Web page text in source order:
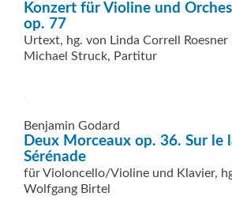
Konzert für Violine und
op. 77
Urtext, hg. von Linda Correll Roesner
Michael Struck, Partitur
Benjamin Godard
Deux Morceaux op. 36. Sur le
Sérénade
für Violoncello/Violine und Klavier,
Wolfgang Birtel